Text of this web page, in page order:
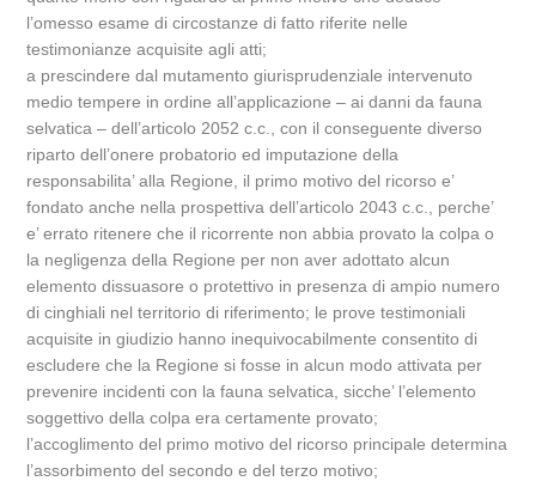
l’omesso esame di circostanze di fatto riferite nelle
testimonianze acquisite agli atti;
a prescindere dal mutamento giurisprudenziale intervenuto
medio tempere in ordine all’applicazione – ai danni da fauna
selvatica – dell’articolo 2052 c.c., con il conseguente diverso
riparto dell’onere probatorio ed imputazione della
responsabilita’ alla Regione, il primo motivo del ricorso e’
fondato anche nella prospettiva dell’articolo 2043 c.c., perche’
e’ errato ritenere che il ricorrente non abbia provato la colpa o
la negligenza della Regione per non aver adottato alcun
elemento dissuasore o protettivo in presenza di ampio numero
di cinghiali nel territorio di riferimento; le prove testimoniali
acquisite in giudizio hanno inequivocabilmente consentito di
escludere che la Regione si fosse in alcun modo attivata per
prevenire incidenti con la fauna selvatica, sicche’ l’elemento
soggettivo della colpa era certamente provato;
l’accoglimento del primo motivo del ricorso principale determina
l’assorbimento del secondo e del terzo motivo;